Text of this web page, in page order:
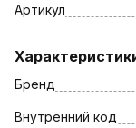
Артикул
Бренд
Внутренний код